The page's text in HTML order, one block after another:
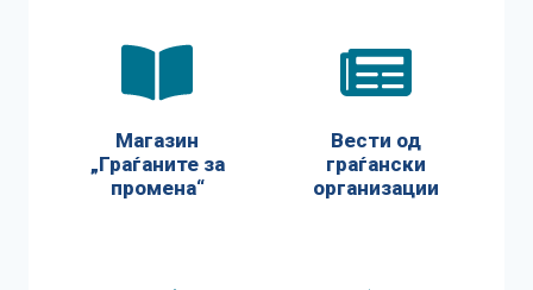
Магазин
„Граѓаните за
промена“
Вести од
граѓански
организации